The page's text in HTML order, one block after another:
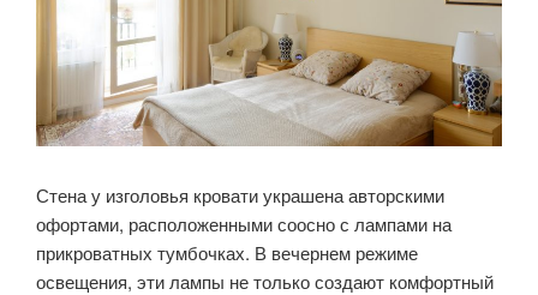
Стена у изголовья кровати украшена авторскими
офортами, расположенными соосно с лампами на
прикроватных тумбочках. В вечернем режиме
освещения, эти лампы не только создают комфортный